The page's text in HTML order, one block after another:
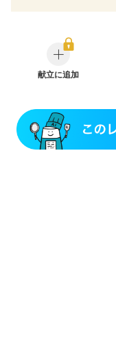
乳がん（ホルモン療法
乳がん治療を終えた
胃がん（抗がん剤治療
大腸がん（抗がん剤治
飲み込みにくい
味
消化不良
献立に追加